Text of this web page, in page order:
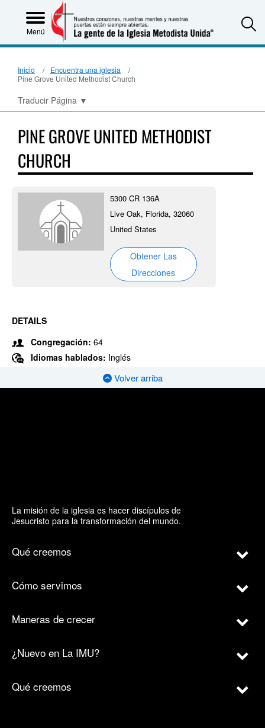
Menú
Inicio
Encuentra una iglesia
Pine Grove United Methodist Church
Traducir Página ▼
PINE GROVE UNITED METHODIST
CHURCH
5300 CR 136A
Live Oak, Florida, 32060
United States
Obtener Las
Direcciones
DETAILS
Congregación: 64
Idiomas hablados: Inglés
Volver arriba
La misión de la iglesia es hacer discípulos de
Jesucristo para la transformación del mundo.
Qué creemos
Cómo servimos
Maneras de crecer
¿Nuevo en La IMU?
Qué creemos